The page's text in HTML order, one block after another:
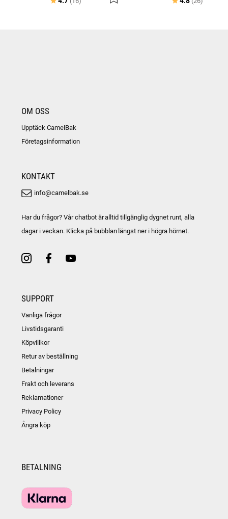
OM OSS
Upptäck CamelBak
Företagsinformation
KONTAKT
info@camelbak.se
Har du frågor? Vår chatbot är alltid tillgänglig dygnet runt, alla
dagar i veckan. Klicka på bubblan längst ner i högra hörnet.
SUPPORT
Vanliga frågor
Livstidsgaranti
Köpvillkor
Retur av beställning
Betalningar
Frakt och leverans
Reklamationer
Privacy Policy
Ångra köp
BETALNING